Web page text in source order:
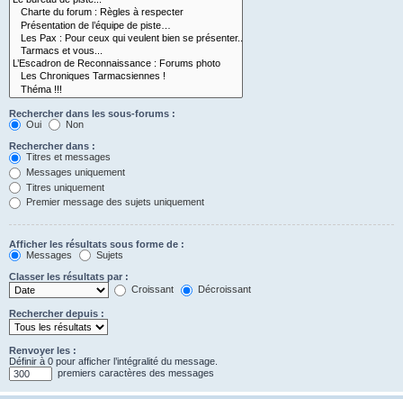
Rechercher dans les sous-forums :
Oui
Non
Rechercher dans :
Titres et messages
Messages uniquement
Titres uniquement
Premier message des sujets uniquement
Afficher les résultats sous forme de :
Messages
Sujets
Classer les résultats par :
Croissant
Décroissant
Rechercher depuis :
Renvoyer les :
Définir à 0 pour afficher l’intégralité du message.
premiers caractères des messages